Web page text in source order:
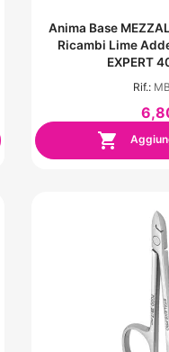
Anima Base
Ricambi Lime
EXPERT
Rif.:
